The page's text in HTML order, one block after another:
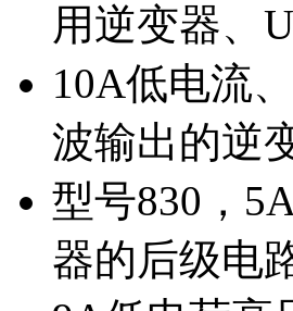
用逆变器、
10A低电流
波输出的逆
型号830，
器的后级电